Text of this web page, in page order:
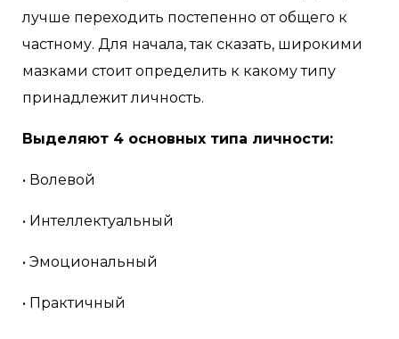
лучше переходить постепенно от общего к
частному. Для начала, так сказать, широкими
мазками стоит определить к какому типу
принадлежит личность.
Выделяют 4 основных типа личности:
• Волевой
• Интеллектуальный
• Эмоциональный
• Практичный